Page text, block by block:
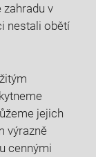
zahradu v
nestali obětí
jejich
výrazně
cennými